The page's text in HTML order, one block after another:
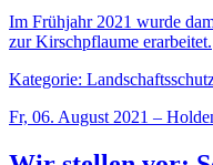
Im Frühjahr 2021 wurde
zur Kirschpflaume erarbeitet.
Kategorie:
Fr, 06. August 2021 –